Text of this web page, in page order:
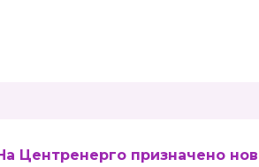
Центренерго призначено